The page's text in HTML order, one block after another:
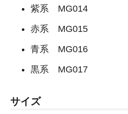
紫系 MG014
赤系 MG015
青系 MG016
黒系 MG017
サイズ